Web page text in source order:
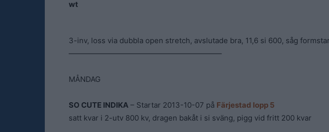
3-inv, loss via dubbla open stretch, avslutade bra, 11,6 si 600, såg
————————————————————–
MÅNDAG
SO CUTE INDIKA – Startar 2013-10-07 på Färjestad lopp 5
satt kvar i 2-utv 800 kv, dragen bakåt i si sväng, pigg vid fritt 200 kvar